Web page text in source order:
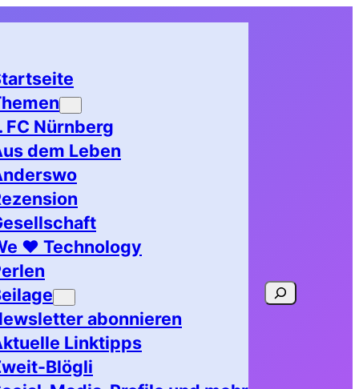
FC Nürnberg
dem Leben
♥ Technology
abonnieren
Linktipps
Blögli
Suchen